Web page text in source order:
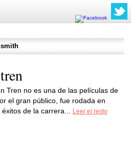
Tren no es una de las películas de
el gran público, fue rodada en
de la carrera...
Leer el resto